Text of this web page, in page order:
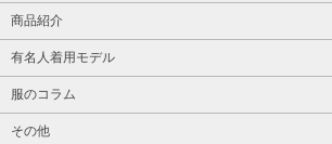
商品紹介
有名人着用モデル
服のコラム
その他